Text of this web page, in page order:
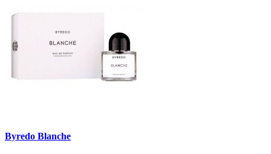
Byredo Blanche